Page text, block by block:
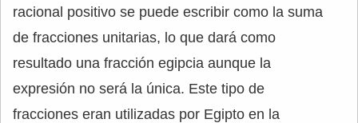
racional positivo se puede escribir como la suma
de fracciones unitarias, lo que dará como
resultado una fracción egipcia aunque la
expresión no será la única. Este tipo de
fracciones eran utilizadas por Egipto en la